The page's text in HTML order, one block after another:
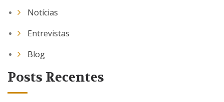
Notícias
Entrevistas
Blog
Posts Recentes